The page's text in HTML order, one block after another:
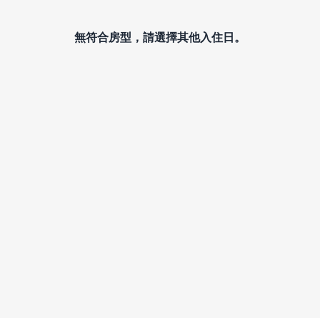
無符合房型，請選擇其他入住日。